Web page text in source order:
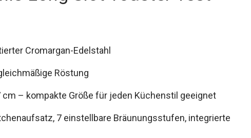
Cromargan-Edelstahl
Röstung
cm – kompakte Größe für jeden Küchenstil geeignet
7 einstellbare Bräunungsstufen, integrierte